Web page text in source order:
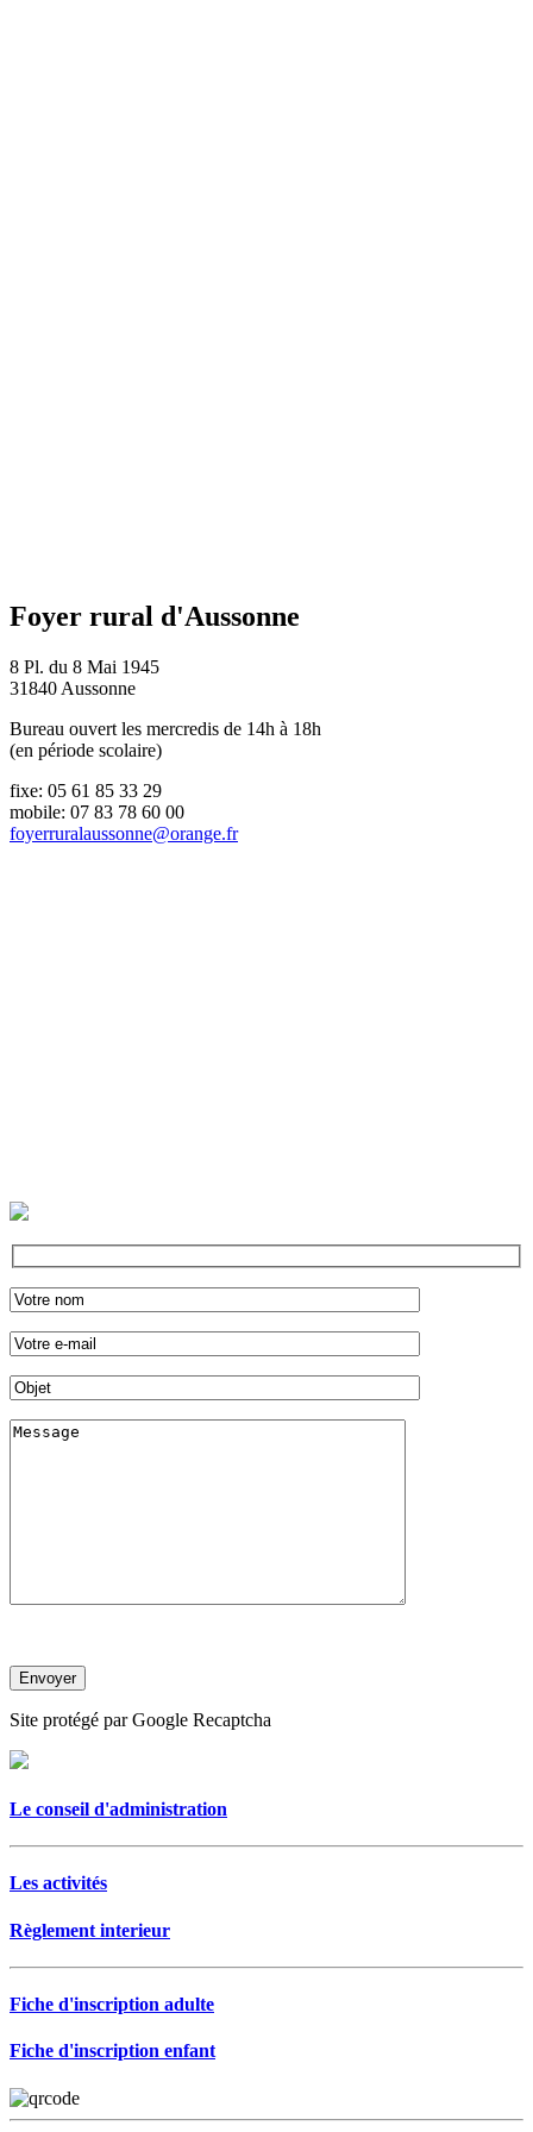
Foyer rural d'Aussonne
8 Pl. du 8 Mai 1945
31840 Aussonne
Bureau ouvert les mercredis de 14h à 18h
(en période scolaire)
fixe: 05 61 85 33 29
mobile: 07 83 78 60 00
foyerruralaussonne@orange.fr
Site protégé par Google Recaptcha
Le conseil d'administration
Les activités
Règlement interieur
Fiche d'inscription adulte
Fiche d'inscription enfant